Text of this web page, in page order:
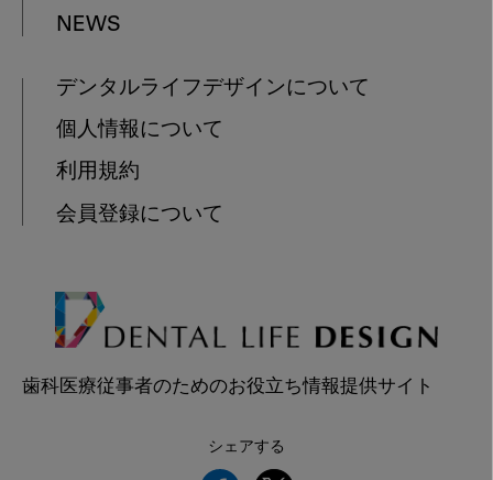
NEWS
デンタルライフデザインについて
個人情報について
利用規約
会員登録について
歯科医療従事者のためのお役立ち情報提供サイト
シェアする